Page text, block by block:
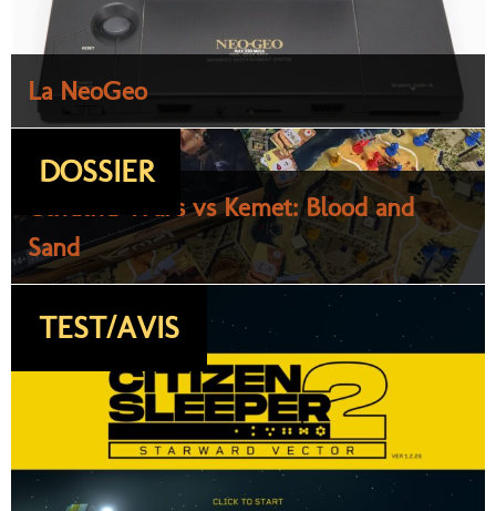
La NeoGeo
DOSSIER
Cthulhu Wars vs Kemet: Blood and
Sand
TEST/AVIS